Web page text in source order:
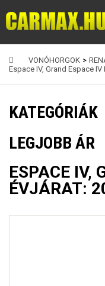
VONÓHORGOK >
Espace IV, Grand Espace IV
KATEGÓRIÁK
LEGJOBB ÁR
ESPACE IV,
ÉVJÁRAT: